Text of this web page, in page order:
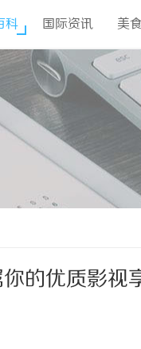
科 国际资讯 美
的优质影视